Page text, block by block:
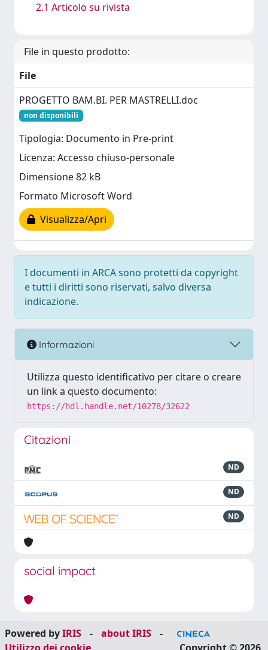
2.1 Articolo su rivista
File in questo prodotto:
File
PROGETTO BAM.BI. PER MASTRELLI.doc
non disponibili
Tipologia: Documento in Pre-print
Licenza: Accesso chiuso-personale
Dimensione 82 kB
Formato Microsoft Word
Visualizza/Apri
I documenti in ARCA sono protetti da copyright
e tutti i diritti sono riservati, salvo diversa
indicazione.
Informazioni
Utilizza questo identificativo per citare o creare
un link a questo documento:
https://hdl.handle.net/10278/32622
Citazioni
ND
ND
ND
social impact
Powered byIRIS - about IRIS
-